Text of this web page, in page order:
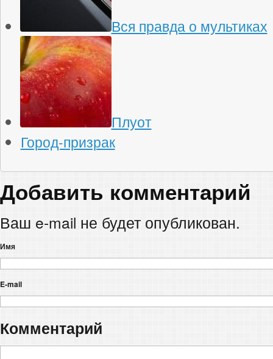
Вся правда о мультиках
Плуот
Город-призрак
Добавить комментарий
Ваш e-mail не будет опубликован.
Имя
E-mail
Комментарий